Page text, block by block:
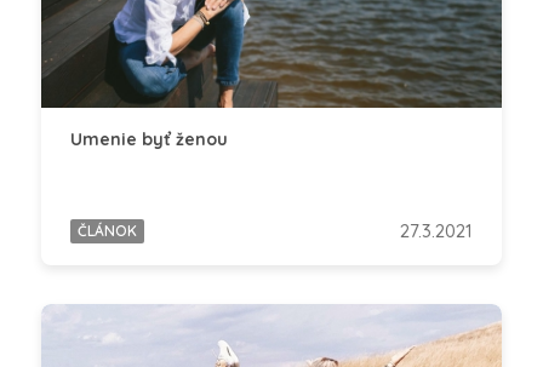
Umenie byť ženou
ČLÁNOK 27.3.2021